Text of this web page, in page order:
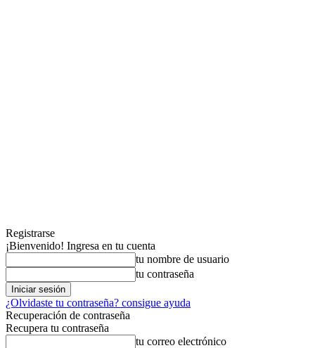
Registrarse
¡Bienvenido! Ingresa en tu cuenta
tu nombre de usuario
tu contraseña
¿Olvidaste tu contraseña? consigue ayuda
Recuperación de contraseña
Recupera tu contraseña
tu correo electrónico